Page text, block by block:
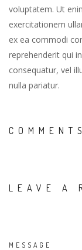
voluptatem. Ut
exercitationem
ex ea commodi
reprehenderit qui
consequatur, vel
nulla pariatur.
LEAVE A
MESSAGE